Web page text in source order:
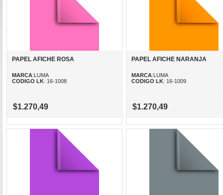
PAPEL AFICHE ROSA
MARCA:LUMA
CODIGO LK: 16-1008
$1.270,49
PAPEL AFICHE NARANJA
MARCA:LUMA
CODIGO LK: 16-1009
$1.270,49